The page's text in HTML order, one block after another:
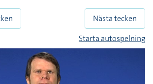
Nästa tecken
Starta autospelning